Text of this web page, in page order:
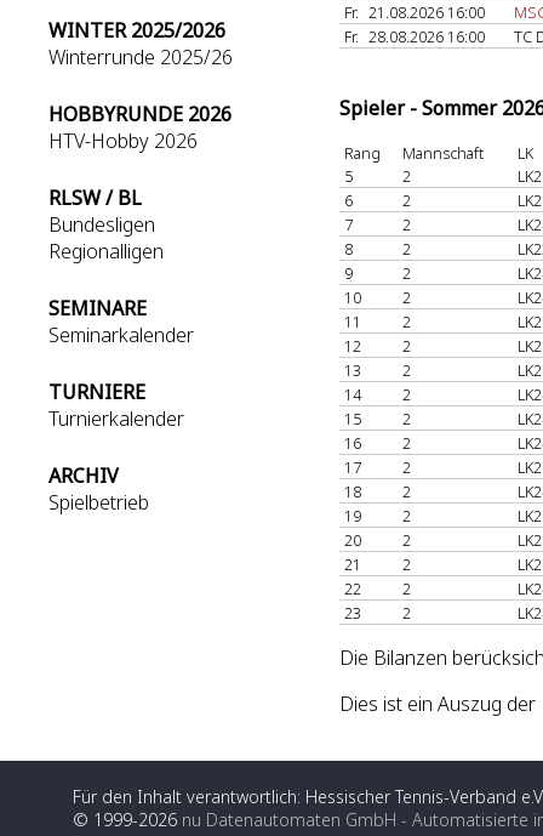
WINTER 2025/2026
Winterrunde 2025/26
HOBBYRUNDE 2026
HTV-Hobby 2026
RLSW / BL
Bundesligen
Regionalligen
SEMINARE
Seminarkalender
TURNIERE
Turnierkalender
ARCHIV
Spielbetrieb
Fr. 21.08.2026 16:00
Fr. 28.08.2026 16:00 TC
Spieler - Sommer
Rang Mannschaft
LK
5
2
6
2
7
2
8
2
9
2
10
2
11
2
12
2
13
2
14
2
15
2
16
2
17
2
18
2
19
2
20
2
21
2
22
2
23
2
Die Bilanzen
Dies ist ein Auszug
Für den Inhalt verantwortlich: Hessischer Tennis-Verband
© 1999-2026 nu Datenautomaten GmbH - Automatisierte